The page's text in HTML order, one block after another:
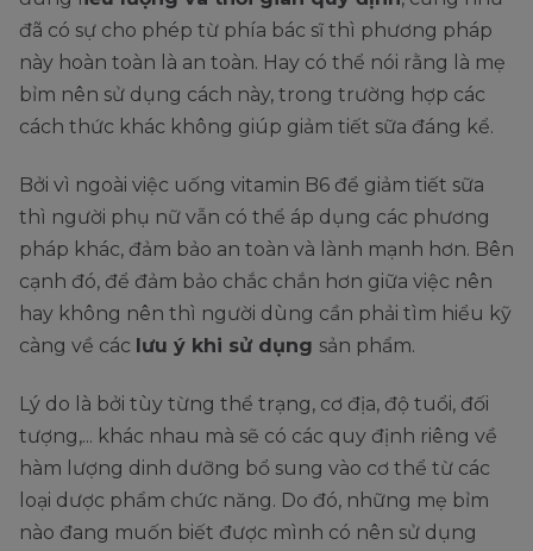
đã có sự cho phép từ phía bác sĩ thì phương pháp
này hoàn toàn là an toàn. Hay có thể nói rằng là mẹ
bỉm nên sử dụng cách này, trong trường hợp các
cách thức khác không giúp giảm tiết sữa đáng kể.
Bởi vì ngoài việc uống vitamin B6 để giảm tiết sữa
thì người phụ nữ vẫn có thể áp dụng các phương
pháp khác, đảm bảo an toàn và lành mạnh hơn. Bên
cạnh đó, để đảm bảo chắc chắn hơn giữa việc nên
hay không nên thì người dùng cần phải tìm hiểu kỹ
càng về các lưu ý khi sử dụng sản phẩm.
Lý do là bởi tùy từng thể trạng, cơ địa, độ tuổi, đối
tượng,... khác nhau mà sẽ có các quy định riêng về
hàm lượng dinh dưỡng bổ sung vào cơ thể từ các
loại dược phẩm chức năng. Do đó, những mẹ bỉm
nào đang muốn biết được mình có nên sử dụng